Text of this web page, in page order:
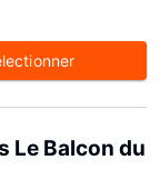
Le Balcon du